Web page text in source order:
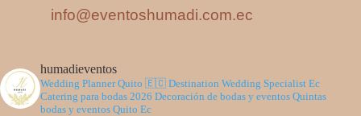
info@eventoshumadi.com.ec
humadieventos
Wedding Planner Quito 🇪🇨 Destination Wedding Specialist Ec
Catering para bodas 2026 Decoración de bodas y eventos Quintas
bodas y eventos Quito Ec